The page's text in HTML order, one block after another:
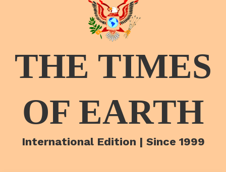
THE TIMES
OF EARTH
International Edition | Since 1999